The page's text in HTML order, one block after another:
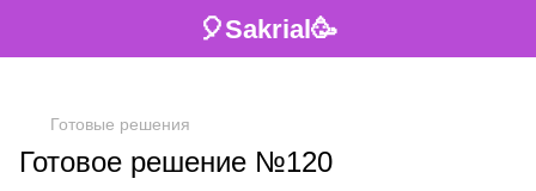
🎈Sakrial🥳
Готовые решения
Готовое решение №120